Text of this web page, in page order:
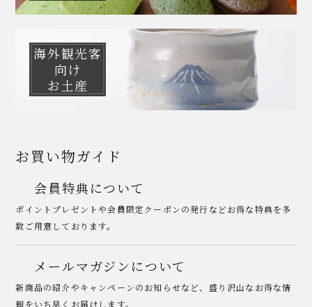
海外観光客
向け
お土産
お買い物ガイド
会員特典について
ポイントプレゼントや会員限定クーポンの発行などお得な特典を多
数ご用意しております。
メールマガジンについて
新商品の紹介やキャンペーンのお知らせなど、盛り沢山なお得な情
報をいち早くお届けします。